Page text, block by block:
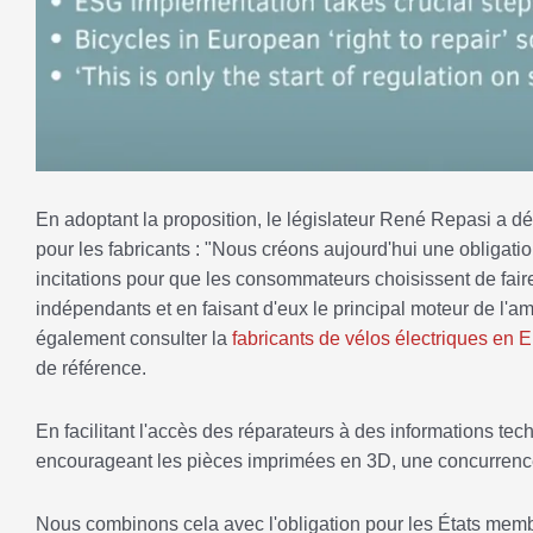
En adoptant la proposition, le législateur René Repasi a
pour les fabricants : "Nous créons aujourd'hui une
incitations pour que les consommateurs choisissent de
indépendants et en faisant d'eux le principal moteur de
également consulter la fabricants de vélos électriques en
de référence.
En facilitant l'accès des réparateurs à des informations
encourageant les pièces imprimées en 3D, une
Nous combinons cela avec l'obligation pour les États